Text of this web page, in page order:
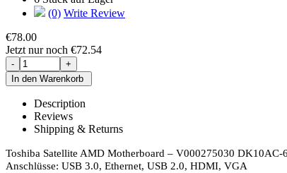
(0) Write Review
€78.00
Jetzt nur noch €72.54
Description
Reviews
Shipping & Returns
Toshiba Satellite AMD Motherboard – V000275030
Anschlüsse: USB 3.0, Ethernet, USB 2.0, HDMI, VGA